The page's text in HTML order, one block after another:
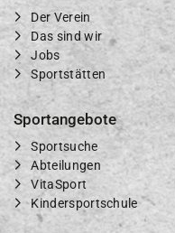
Der Verein
Das sind wir
Jobs
Sportstätten
Sportangebote
Sportsuche
Abteilungen
VitaSport
Kindersportschule